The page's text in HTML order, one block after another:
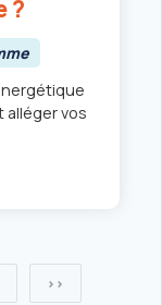
?
alléger vos
>>